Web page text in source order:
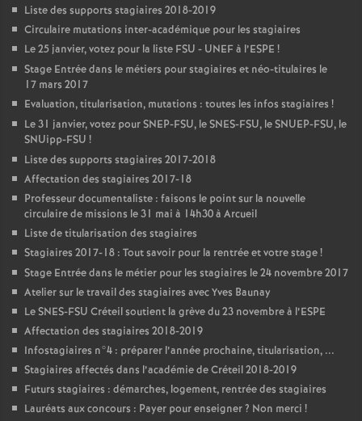
Liste des supports stagiaires 2018-2019
Circulaire mutations inter-académique pour les stagiaires
Le 25 janvier, votez pour la liste FSU - UNEFà l’ESPE !
Stage Entrée dans le métiers pour stagiaires et néo-titulaires le
17 mars 2017
Evaluation, titularisation, mutations : toutes les infos stagiaires !
Le 31 janvier, votez pourSNEP-FSU, leSNES-FSU, leSNUEP-FSU, le
SNUipp-FSU !
Liste des supports stagiaires 2017-2018
Affectation des stagiaires 2017-18
Professeur documentaliste : faisons le point sur la nouvelle
circulaire de missions le 31 mai à 14h30 à Arcueil
Liste de titularisation des stagiaires
Stagiaires 2017-18 : Tout savoir pour la rentrée et votre stage!
Stage Entrée dans le métier pour les stagiaires le 24 novembre 2017
Atelier sur le travail des stagiaires avec Yves Baunay
LeSNES-FSU Créteil soutient la grève du 23 novembre à l’ESPE
Affectation des stagiaires 2018-2019
Infostagiaires n°4 : préparer l’année prochaine, titularisation, ...
Stagiaires affectés dans l’académie de Créteil 2018-2019
Futurs stagiaires : démarches, logement, rentrée des stagiaires
Lauréats aux concours : Payer pour enseigner? Non merci !